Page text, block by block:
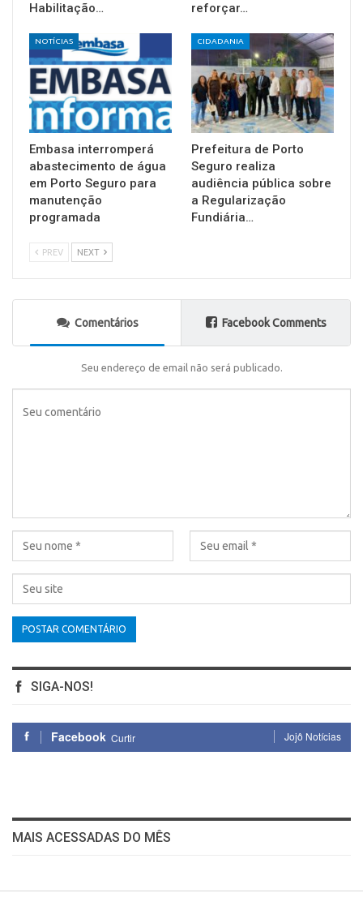
Habilitação…
reforçar…
NOTÍCIAS
Embasa interromperá
abastecimento de água
em Porto Seguro para
manutenção
programada
CIDADANIA
Prefeitura de Porto
Seguro realiza
audiência pública sobre
a Regularização
Fundiária…
PREV NEXT
Comentários Facebook Comments
Seu endereço de email não será publicado.
SIGA-NOS!
Facebook Curtir Jojô Notícias
MAIS ACESSADAS DO MÊS